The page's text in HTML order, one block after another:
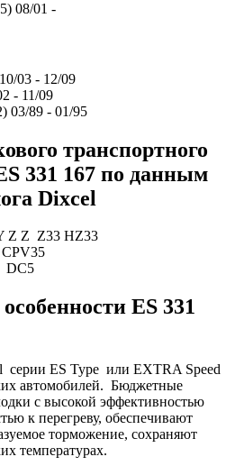
08/01 -
03 - 12/09
- 11/09
03/89 - 01/95
транспортного
331 167 по данным
Dixcel
Z Z Z33 HZ33
DC5
ES 331
серии ES Type или EXTRA Speed
автомобилей. Бюджетные
с высокой эффективностью
к перегреву, обеспечивают
торможение, сохраняют
температурах.